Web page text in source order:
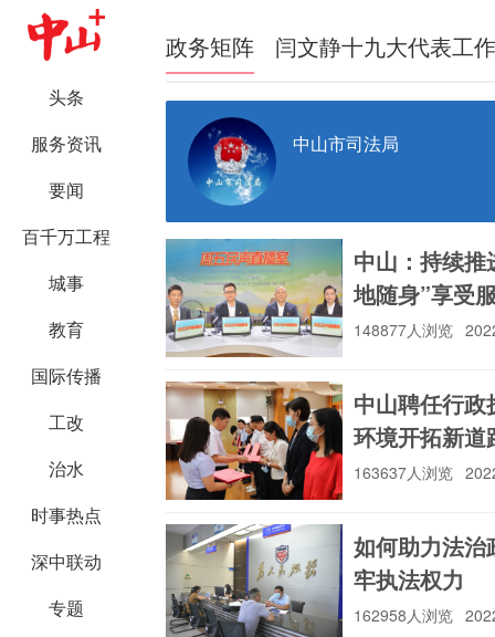
头条
服务资讯
要闻
百千万工程
城事
教育
国际传播
工改
治水
时事热点
深中联动
专题
政务矩阵 闫文静十九大代表工
中山市司法局
中山：持续
地随身”享受
148877人浏览
中山聘任行
环境开拓新道
163637人浏览
如何助力法治
牢执法权力
162958人浏览